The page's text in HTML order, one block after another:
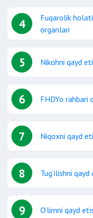
4
Fuqarolik
organlari
5 Nikohni qayd
6 FHDYo rahbari
7 Niqoxni qayd
8 Tug‘ilishni qayd
9 O‘limni qayd